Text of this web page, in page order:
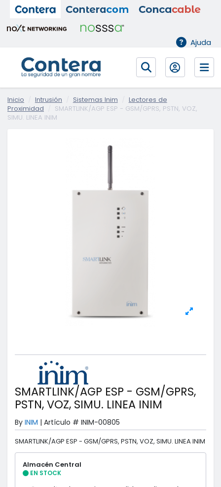
Ajuda
Inicio Intrusión Sistemas Inim
Lectores de
Proximidad
SMARTLINK/AGP ESP - GSM/GPRS, PSTN, VOZ,
SIMU. LINEA INIM
SMARTLINK/AGP ESP - GSM/GPRS,
PSTN, VOZ, SIMU. LINEA INIM
By INIM | Artículo # INIM-00805
SMARTLINK/AGP ESP - GSM/GPRS, PSTN, VOZ, SIMU. LINEA INIM
Almacén Central
EN STOCK